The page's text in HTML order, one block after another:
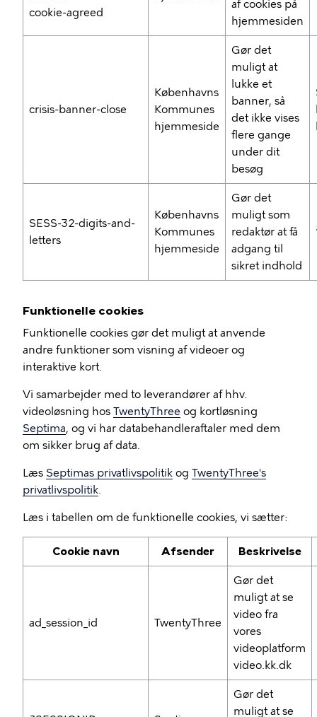
cookie-agreed
af cookies på
hjemmesiden
crisis-banner-close
Københavns
Kommunes
hjemmeside
Gør det
muligt at
lukke et
banner, så
det ikke vises
flere gange
under dit
besøg
SESS-32-digits-and-
letters
Københavns
Kommunes
hjemmeside
Gør det
muligt som
redaktør at få
adgang til
sikret indhold
Funktionelle cookies
Funktionelle cookies gør det muligt at anvende
andre funktioner som visning af videoer og
interaktive kort.
Vi samarbejder med to leverandører af hhv.
videoløsning hos TwentyThree og kortløsning
Septima, og vi har databehandleraftaler med dem
om sikker brug af data.
Læs Septimas privatlivspolitik og TwentyThree's
privatlivspolitik.
Læs i tabellen om de funktionelle cookies, vi sætter:
Cookie navn Afsender Beskrivelse
ad_session_id TwentyThree
Gør det
muligt at se
video fra
vores
videoplatform
video.kk.dk
Gør det
muligt at se